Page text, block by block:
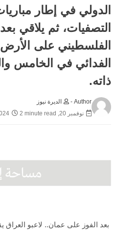
الدولي في إطار
التصفيات، ثم يلاقي
الفلسطيني على
الفدائي في الخامس
ذاته.
Author -
الديرة نيوز
نوفمبر 20, 2024
2 minute read
بعد الفوز على عمان.. لاعبو العراق